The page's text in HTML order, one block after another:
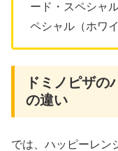
ード・スペシャ
ペシャル（ホワ
ドミノピザの
の違い
では、ハッピーレン